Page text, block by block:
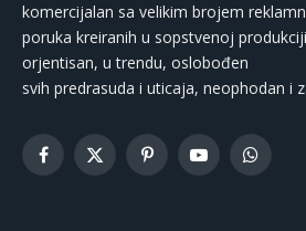
komercijalan sa velikim brojem
poruka kreiranih u sopstvenoj
orjentisan, u trendu, oslobođen
svih predrasuda i uticaja, neophodan i
Facebook
X
PinterestYouTube